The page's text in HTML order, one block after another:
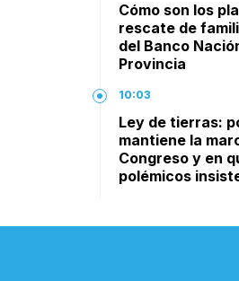
Cómo son los
rescate de
del Banco
Provincia
10:03
Ley de tierras:
mantiene la
Congreso y en
polémicos